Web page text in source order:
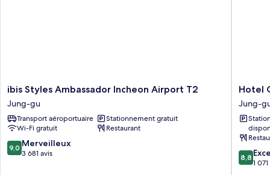
ibis
Styles
Ambassador
Incheon
Airport
T2
Jung-
ibis Styles Ambassador Incheon Airport T2
Jung-gu
Transport aéroportuaire
Stationnement gratuit
Wi-Fi gratuit
Restaurant
9.0
sur
9,0 Merveilleux
3 681 avis
Hotel
ORA
Incheon
Jung-
gu
Hotel
Jung-
8.8
sur
8,8
1